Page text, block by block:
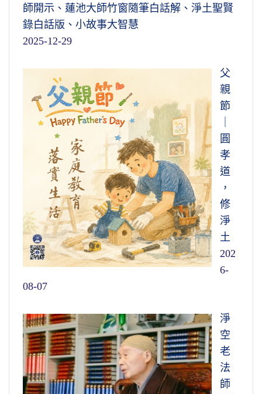
師開示、蓮池大師竹窗隨筆白話解、淨土聖賢
錄白話版、小故事大智慧
2025-12-29
父
親
節
圓
孝
道
，
修
淨
土
202
6-
08-07
淨
空
老
法
師